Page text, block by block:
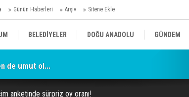
Günün Haberleri Arşiv Sitene Ekle
BELEDİYELER DOĞU ANADOLU GÜNDEM
AFAD/ SAVAŞ
SANAT//MAĞAZİN BODRUM
de umut ol...
anketinde sürpriz oy oranı!